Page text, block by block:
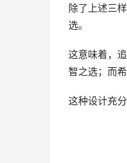
除了上述三
选。
这意味着，
智之选；而
这种设计充